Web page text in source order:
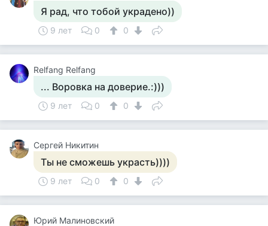
Я рад, что тобой украдено))
9 лет 0 0
Relfang Relfang
... Воровка на доверие.:)))
9 лет 0 0
Сергей Никитин
Ты не сможешь украсть))))
9 лет 0 0
Юрий Малиновский